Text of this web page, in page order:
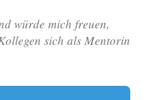
würde mich freuen,
sich als Mentorin